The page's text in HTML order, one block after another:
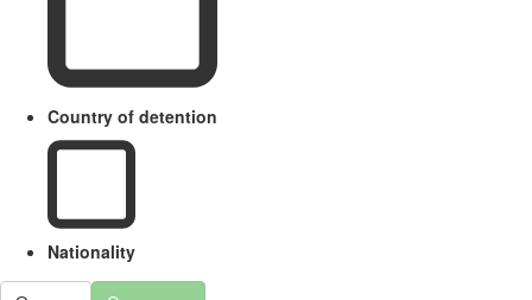
Country of detention
Nationality